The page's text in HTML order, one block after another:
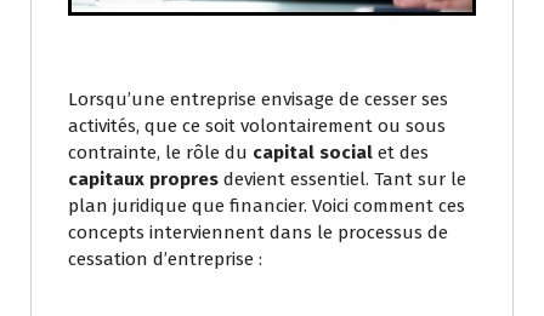
Lorsqu’une entreprise envisage de cesser ses
activités, que ce soit volontairement ou sous
contrainte, le rôle du capital social et des
capitaux propres devient essentiel. Tant sur le
plan juridique que financier. Voici comment ces
concepts interviennent dans le processus de
cessation d’entreprise :